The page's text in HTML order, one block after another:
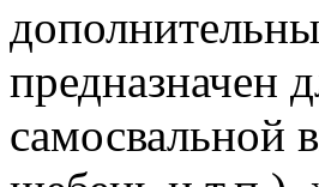
предназначен
самосвальной